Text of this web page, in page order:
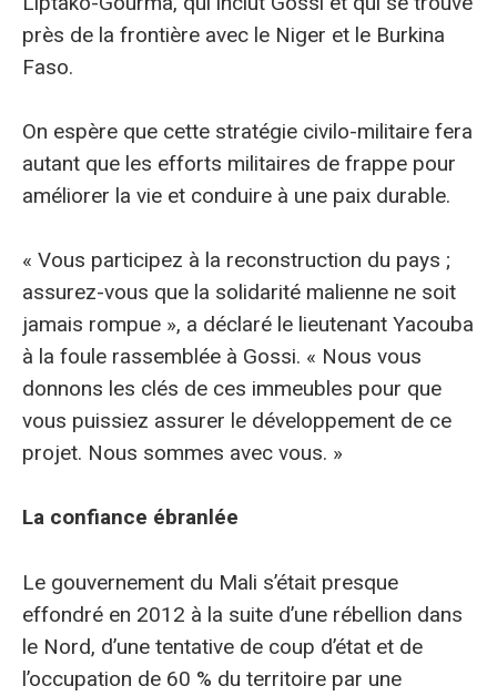
près de la frontière avec le Niger et le Burkina
Faso.
On espère que cette stratégie civilo-militaire fera
autant que les efforts militaires de frappe pour
améliorer la vie et conduire à une paix durable.
« Vous participez à la reconstruction du pays ;
assurez-vous que la solidarité malienne ne soit
jamais rompue », a déclaré le lieutenant Yacouba
à la foule rassemblée à Gossi. « Nous vous
donnons les clés de ces immeubles pour que
vous puissiez assurer le développement de ce
projet. Nous sommes avec vous. »
La confiance ébranlée
Le gouvernement du Mali s’était presque
effondré en 2012 à la suite d’une rébellion dans
le Nord, d’une tentative de coup d’état et de
l’occupation de 60 % du territoire par une